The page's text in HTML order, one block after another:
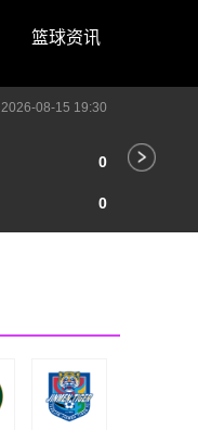
篮球资讯
2026-08-15 19:30
0
0